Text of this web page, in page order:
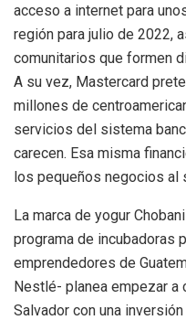
acceso a internet para
región para julio de 2022,
comunitarios que formen
A su vez, Mastercard
millones de
servicios del sistema
carecen. Esa misma
los pequeños negocios al
La marca de yogur
programa de incubadoras
emprendedores de
Nestlé- planea empezar a
Salvador con una